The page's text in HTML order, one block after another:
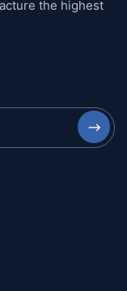
the highest
⟶